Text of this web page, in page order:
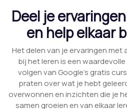
Deel je
en help elkaar
Het delen van je ervaringen met
bij het leren is een
volgen van Google’s gratis
praten over wat je hebt
overwonnen en inzichten die je
samen groeien en van elkaar